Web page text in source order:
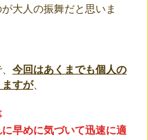
が大人の振舞だと思いま
今回はあくまでも個人の
すが、
早めに気づいて迅速に適